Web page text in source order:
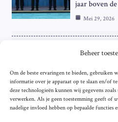
Beheer
Om de beste ervaringen te bieden, gebruiken
informatie over je apparaat op te slaan en/of
deze technologieën kunnen wij gegevens
verwerken. Als je geen toestemming geeft of
nadelige invloed hebben op bepaalde functies
jaar boven
Mei 29, 2026
ZAKELIJK
Hardnekkige
van de
Mei 29, 2026